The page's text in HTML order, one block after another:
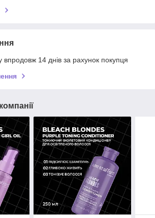
14 днів за рахунок покупця